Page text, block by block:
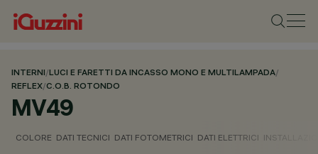
INTERNI/LUCI E FARETTI DA INCASSO MONO E MULTILAMPADA/
REFLEX/C.O.B. ROTONDO
MV49
COLORE DATI TECNICI DATI FOTOMETRICI DATI ELETTRICI